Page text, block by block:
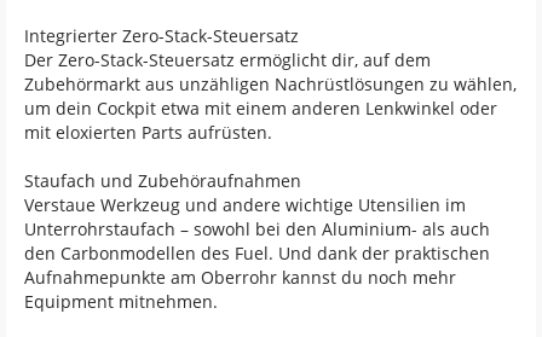
Integrierter Zero-Stack-Steuersatz
Der Zero-Stack-Steuersatz ermöglicht dir, auf dem
Zubehörmarkt aus unzähligen Nachrüstlösungen zu wählen,
um dein Cockpit etwa mit einem anderen Lenkwinkel oder
mit eloxierten Parts aufrüsten.
Staufach und Zubehöraufnahmen
Verstaue Werkzeug und andere wichtige Utensilien im
Unterrohrstaufach – sowohl bei den Aluminium- als auch
den Carbonmodellen des Fuel. Und dank der praktischen
Aufnahmepunkte am Oberrohr kannst du noch mehr
Equipment mitnehmen.